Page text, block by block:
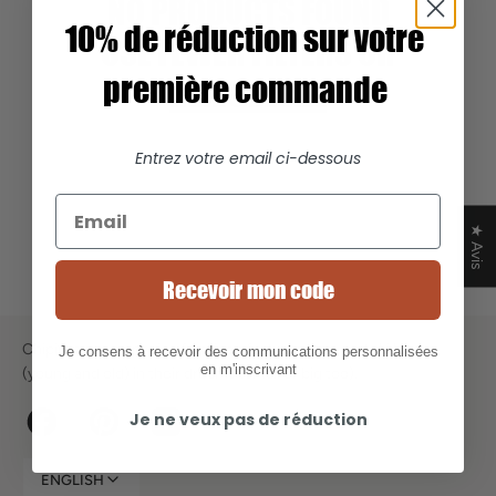
NO PRODUCTS FOUND
USE FEWER FILTERS OR
REMOVE ALL
Chipiron accompanies families of adventurers and ski lovers
(young and old) in their dreams (small or big too).
Facebook
ENGLISH
★ Avis
10% de réduction sur votre
première commande
Entrez votre email ci-dessous
Recevoir mon code
Je consens à recevoir des communications personnalisées
en m'inscrivant
Je ne veux pas de réduction